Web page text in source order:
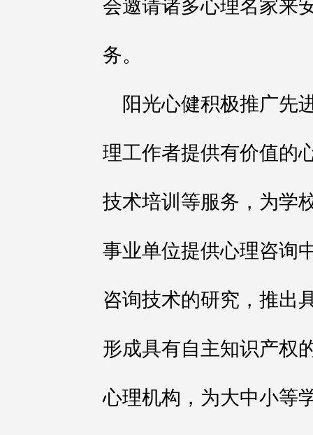
会邀请诸多心理名家来
务。
阳光心健积极推广先
理工作者提供有价值的
技术培训等服务，为学
事业单位提供心理咨询
咨询技术的研究，推出
形成具有自主知识产权
心理机构，为大中小等